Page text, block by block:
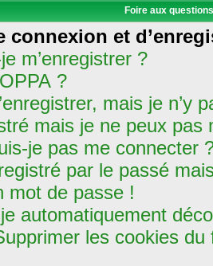
Foire aux
connexion et
m’enregistrer ?
?
mais je n’y
mais je ne peux pas
je pas me connecter
par le passé
mot de passe !
automatiquement
les cookies du